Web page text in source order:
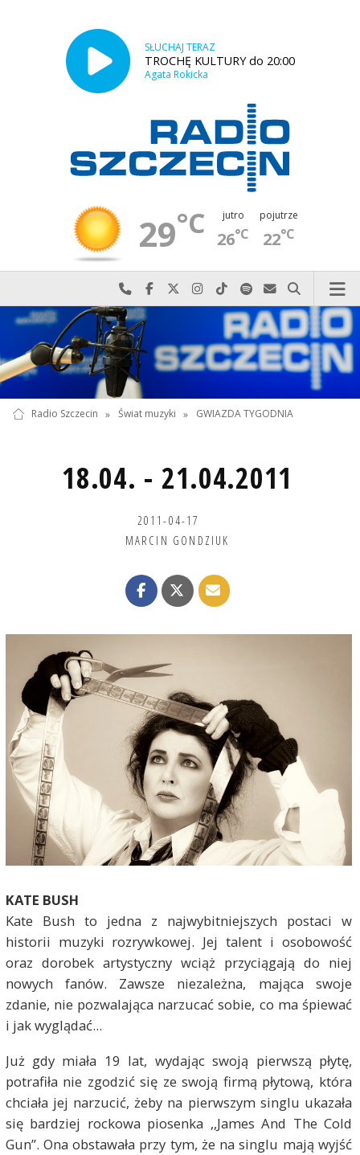
SŁUCHAJ TERAZ
TROCHĘ KULTURY do 20:00
Agata Rokicka
29°C jutro
26°C
pojutrze
22°C
Najlepiej po prostu do nas zadzwoń
Odwiedź nas na Facebook-u
Odwiedź nas na X
Odwiedź nas na Instagram-ie
Odwiedź nas na TikTok-u
Szukaj nas na Spotify
Wyślij do nas
Szukaj
Radio Szczecin » Świat muzyki » GWIAZDA TYGODNIA
18.04. - 21.04.2011
2011-04-17
MARCIN GONDZIUK
KATE BUSH
Kate Bush to jedna z najwybitniejszych postaci w
historii muzyki rozrywkowej. Jej talent i osobowość
oraz dorobek artystyczny wciąż przyciągają do niej
nowych fanów. Zawsze niezależna, mająca swoje
zdanie, nie pozwalająca narzucać sobie, co ma śpiewać
i jak wyglądać...
Już gdy miała 19 lat, wydając swoją pierwszą płytę,
potrafiła nie zgodzić się ze swoją firmą płytową, która
chciała jej narzucić, żeby na pierwszym singlu ukazała
się bardziej rockowa piosenka ,,James And The Cold
Gun”. Ona obstawała przy tym, że na singlu mają wyjść